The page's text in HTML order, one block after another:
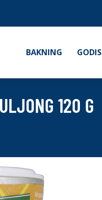
BAKNING GODIS
120 G